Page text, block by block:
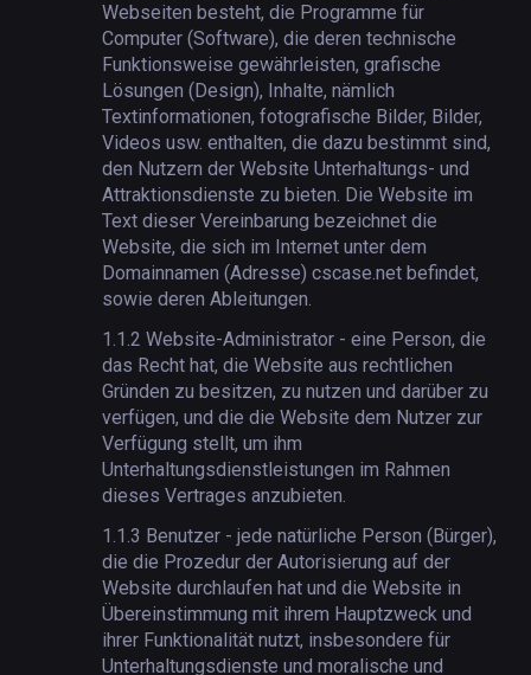
Webseiten besteht, die Programme für
Computer (Software), die deren technische
Funktionsweise gewährleisten, grafische
Lösungen (Design), Inhalte, nämlich
Textinformationen, fotografische Bilder, Bilder,
Videos usw. enthalten, die dazu bestimmt sind,
den Nutzern der Website Unterhaltungs- und
Attraktionsdienste zu bieten. Die Website im
Text dieser Vereinbarung bezeichnet die
Website, die sich im Internet unter dem
Domainnamen (Adresse) cscase.net befindet,
sowie deren Ableitungen.
1.1.2 Website-Administrator - eine Person, die
das Recht hat, die Website aus rechtlichen
Gründen zu besitzen, zu nutzen und darüber zu
verfügen, und die die Website dem Nutzer zur
Verfügung stellt, um ihm
Unterhaltungsdienstleistungen im Rahmen
dieses Vertrages anzubieten.
1.1.3 Benutzer - jede natürliche Person (Bürger),
die die Prozedur der Autorisierung auf der
Website durchlaufen hat und die Website in
Übereinstimmung mit ihrem Hauptzweck und
ihrer Funktionalität nutzt, insbesondere für
Unterhaltungsdienste und moralische und